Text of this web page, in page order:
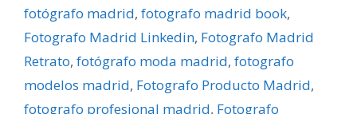
fotógrafo madrid, fotografo madrid book,
Fotografo Madrid Linkedin, Fotografo Madrid
Retrato, fotógrafo moda madrid, fotografo
modelos madrid, Fotografo Producto Madrid,
fotografo profesional madrid, Fotografo